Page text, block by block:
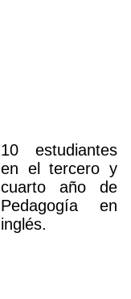
10 estudiantes
en el tercero y
cuarto año de
Pedagogía en
inglés.